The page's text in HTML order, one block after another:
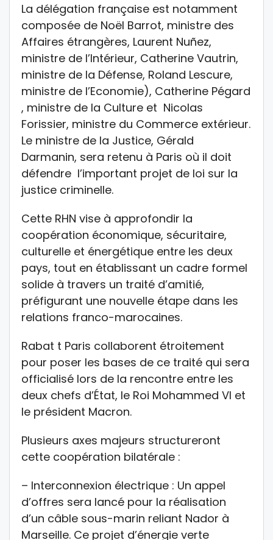
La délégation française est notamment
composée de Noël Barrot, ministre des
Affaires étrangères, Laurent Nuñez,
ministre de l’Intérieur, Catherine Vautrin,
ministre de la Défense, Roland Lescure,
ministre de l’Economie), Catherine Pégard
, ministre de la Culture et Nicolas
Forissier, ministre du Commerce extérieur.
Le ministre de la Justice, Gérald
Darmanin, sera retenu à Paris où il doit
défendre l’important projet de loi sur la
justice criminelle.
Cette RHN vise à approfondir la
coopération économique, sécuritaire,
culturelle et énergétique entre les deux
pays, tout en établissant un cadre formel
solide à travers un traité d’amitié,
préfigurant une nouvelle étape dans les
relations franco-marocaines.
Rabat t Paris collaborent étroitement
pour poser les bases de ce traité qui sera
officialisé lors de la rencontre entre les
deux chefs d’État, le Roi Mohammed VI et
le président Macron.
Plusieurs axes majeurs structureront
cette coopération bilatérale :
– Interconnexion électrique : Un appel
d’offres sera lancé pour la réalisation
d’un câble sous-marin reliant Nador à
Marseille. Ce projet d’énergie verte